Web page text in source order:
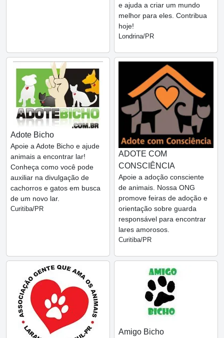
e ajuda a criar um mundo
melhor para eles. Contribua
hoje!
Londrina/PR
Adote Bicho
Apoie a Adote Bicho e ajude
animais a encontrar lar!
Conheça como você pode
auxiliar na divulgação de
cachorros e gatos em busca
de um novo lar.
Curitiba/PR
ADOTE COM
CONSCIÊNCIA
Apoie a adoção consciente
de animais. Nossa ONG
promove feiras de adoção e
orientação sobre guarda
responsável para encontrar
lares amorosos.
Curitiba/PR
Amigo Bicho